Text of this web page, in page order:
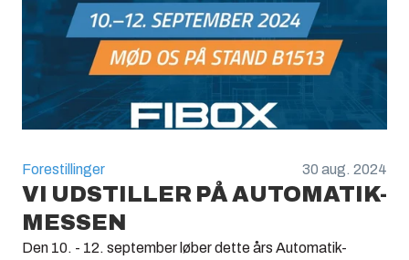
Forestillinger 30 aug. 2024
VI UDSTILLER PÅ AUTOMATIK-
MESSEN
Den 10. - 12. september løber dette års Automatik-